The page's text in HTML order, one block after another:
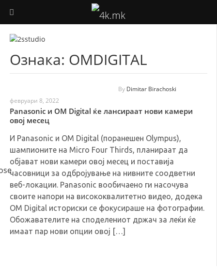
ФОТОГРАФИЈА
ВИДЕО ПРОДУКЦИЈА
АУДИО
КОРИСНО
Ознака: OMDIGITAL
By Dimitar Birachoski
февруари 8, 2022
Panasonic и OM Digital ќе лансираат нови камери
овој месец
И Panasonic и OM Digital (поранешен Olympus),
шампионите на Micro Four Thirds, планираат да
објават нови камери овој месец и поставија
часовници за одбројување на нивните соодветни
веб-локации. Panasonic вообичаено ги насочува
своите напори на висококвалитетно видео, додека
OM Digital историски се фокусираше на фотографии.
Обожавателите на споделениот држач за леќи ќе
имаат пар нови опции овој […]